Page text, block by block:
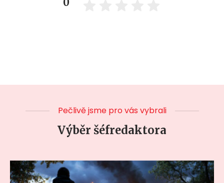
Pečlivě jsme pro vás vybrali
Výběr šéfredaktora